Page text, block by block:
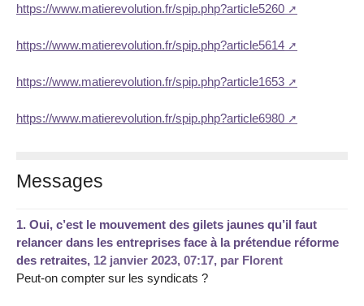
https://www.matierevolution.fr/spip.php?article5260
https://www.matierevolution.fr/spip.php?article5614
https://www.matierevolution.fr/spip.php?article1653
https://www.matierevolution.fr/spip.php?article6980
Messages
1. Oui, c’est le mouvement des gilets jaunes qu’il faut
relancer dans les entreprises face à la prétendue réforme
des retraites, 12 janvier 2023, 07:17, par Florent
Peut-on compter sur les syndicats ?